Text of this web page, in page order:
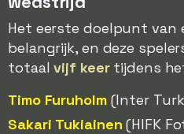
Het eerste doelpunt van
belangrijk, en deze
totaalvijf keertijdens
Timo Furuholm(Inter
Sakari Tukiainen (HIFK